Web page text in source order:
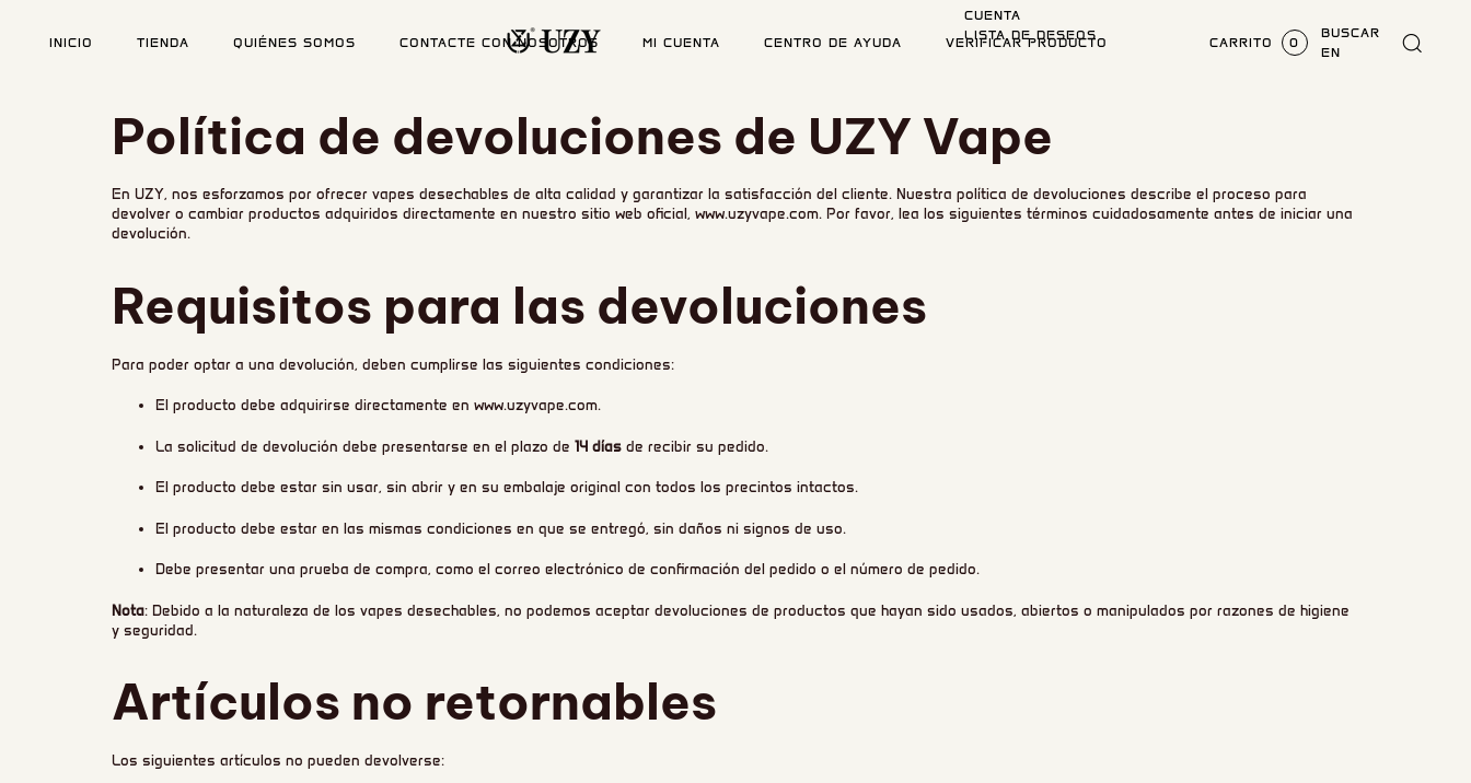
INICIO TIENDA QUIÉNES SOMOS CONTACTE CON NOSOTROS MI CUENTA CENTRO DE AYUDA VERIFICAR PRODUCTO
CUENTA
LISTA DE DESEOS
CARRITO 0
BUSCAR
EN
Escribe y pulsa intro
Política de devoluciones de UZY Vape
En UZY, nos esforzamos por ofrecer vapes desechables de alta calidad y garantizar la satisfacción del cliente. Nuestra política de devoluciones describe el proceso para
devolver o cambiar productos adquiridos directamente en nuestro sitio web oficial, www.uzyvape.com. Por favor, lea los siguientes términos cuidadosamente antes de iniciar una
devolución.
Requisitos para las devoluciones
Para poder optar a una devolución, deben cumplirse las siguientes condiciones:
El producto debe adquirirse directamente en www.uzyvape.com.
La solicitud de devolución debe presentarse en el plazo de 14 días de recibir su pedido.
El producto debe estar sin usar, sin abrir y en su embalaje original con todos los precintos intactos.
El producto debe estar en las mismas condiciones en que se entregó, sin daños ni signos de uso.
Debe presentar una prueba de compra, como el correo electrónico de confirmación del pedido o el número de pedido.
Nota: Debido a la naturaleza de los vapes desechables, no podemos aceptar devoluciones de productos que hayan sido usados, abiertos o manipulados por razones de higiene
y seguridad.
Artículos no retornables
Los siguientes artículos no pueden devolverse: